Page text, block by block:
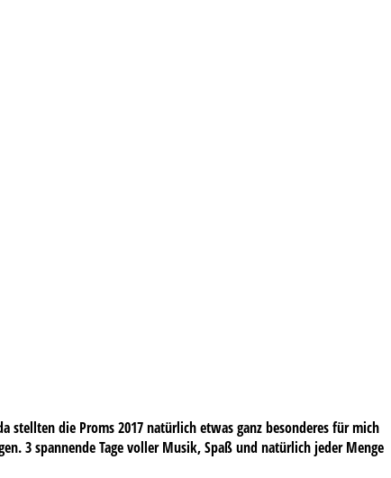
stellten die Proms 2017 natürlich etwas ganz besonderes für mich
3 spannende Tage voller Musik, Spaß und natürlich jeder Menge